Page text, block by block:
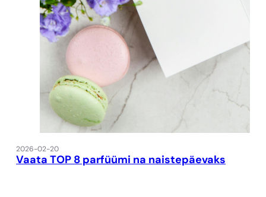
2026-02-20
Vaata TOP 8 parfüümi na naistepäevaks